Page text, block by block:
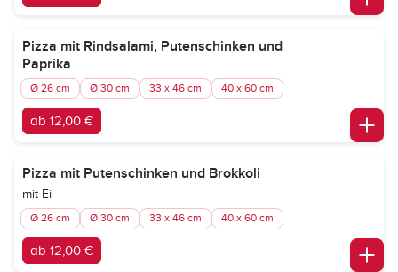
Pizza mit Rindsalami, Putenschinken und
Paprika
Ø 26 cm Ø 30 cm 33 x 46 cm 40 x 60 cm
ab 12,00 €
Pizza mit Putenschinken und Brokkoli
mit Ei
Ø 26 cm Ø 30 cm 33 x 46 cm 40 x 60 cm
ab 12,00 €